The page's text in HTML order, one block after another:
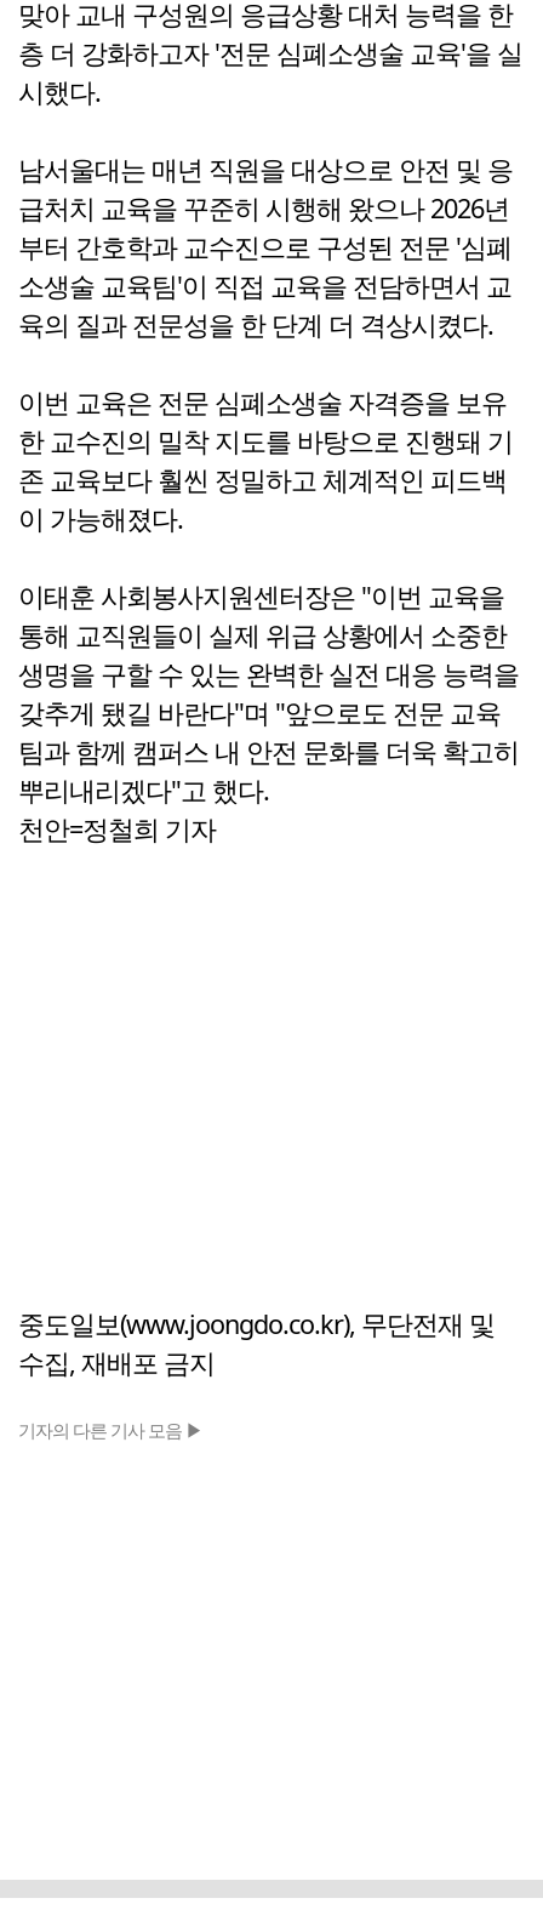
맞아 교내 구성원의 응급상황 대처 능력을 한
층 더 강화하고자 '전문 심폐소생술 교육'을 실
시했다.
남서울대는 매년 직원을 대상으로 안전 및 응
급처치 교육을 꾸준히 시행해 왔으나 2026년
부터 간호학과 교수진으로 구성된 전문 '심폐
소생술 교육팀'이 직접 교육을 전담하면서 교
육의 질과 전문성을 한 단계 더 격상시켰다.
이번 교육은 전문 심폐소생술 자격증을 보유
한 교수진의 밀착 지도를 바탕으로 진행돼 기
존 교육보다 훨씬 정밀하고 체계적인 피드백
이 가능해졌다.
이태훈 사회봉사지원센터장은 "이번 교육을
통해 교직원들이 실제 위급 상황에서 소중한
생명을 구할 수 있는 완벽한 실전 대응 능력을
갖추게 됐길 바란다"며 "앞으로도 전문 교육
팀과 함께 캠퍼스 내 안전 문화를 더욱 확고히
뿌리내리겠다"고 했다.
천안=정철희 기자
중도일보(www.joongdo.co.kr), 무단전재 및
수집, 재배포 금지
기자의 다른 기사 모음 ▶